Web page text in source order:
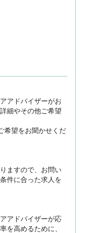
アドバイザーがお
細やその他ご希望
希望をお聞かせくだ
ますので、お問い
件に合った求人を
アドバイザーが応
を高めるために、